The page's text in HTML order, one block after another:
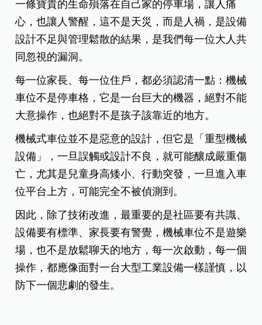
一條寶貴的生命殞落在自己家的停車場，讓人痛
心，也讓人警醒，這不是天災，而是人禍，是設備
設計不足與管理鬆散的結果，是我們每一位大人共
同忽視的漏洞。
每一位家長、每一位住戶，都必須認清一點：機械
車位不是停車格，它是一台巨大的機器，絕對不能
大意操作，也絕對不是孩子該靠近的地方。
機械式車位並不是惡意的設計，但它是「重型機械
設備」，一旦誤觸或設計不良，就可能釀成嚴重傷
亡，尤其是兒童身高矮小、行動突發，一旦進入車
位平台上方，可能完全不被偵測到。
因此，除了技術改進，最重要的是社區要有共識、
設備要有標準、家長要有警覺，機械車位不是遊樂
場，也不是放鬆聊天的地方，每一次啟動，每一個
操作，都應像面對一台大型工業設備一樣謹慎，以
防下一個悲劇的發生。